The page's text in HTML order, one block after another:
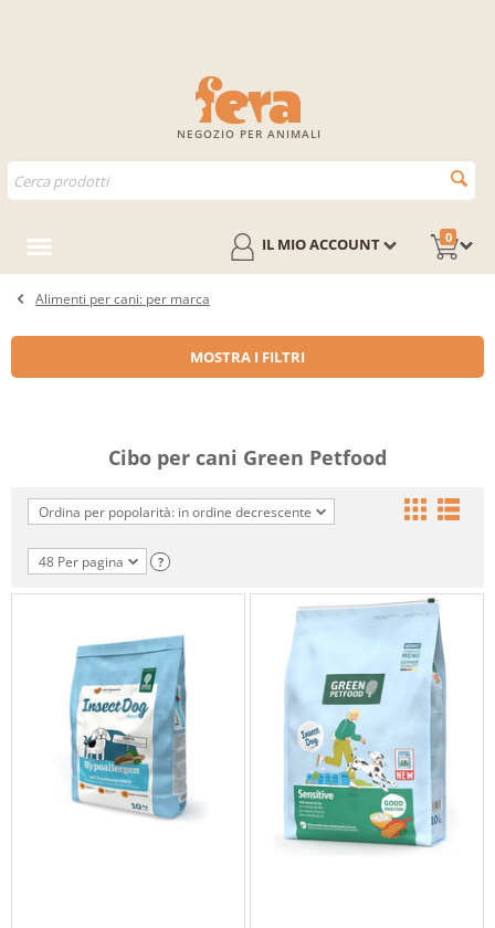
NEGOZIO PER ANIMALI
0
IL MIO ACCOUNT
Alimenti per cani: per marca
MOSTRA I FILTRI
Cibo per cani Green Petfood
Ordina per popolarità: in ordine decrescente
48 Per pagina ?